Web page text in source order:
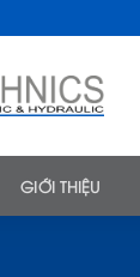
GIỚI THIỆU